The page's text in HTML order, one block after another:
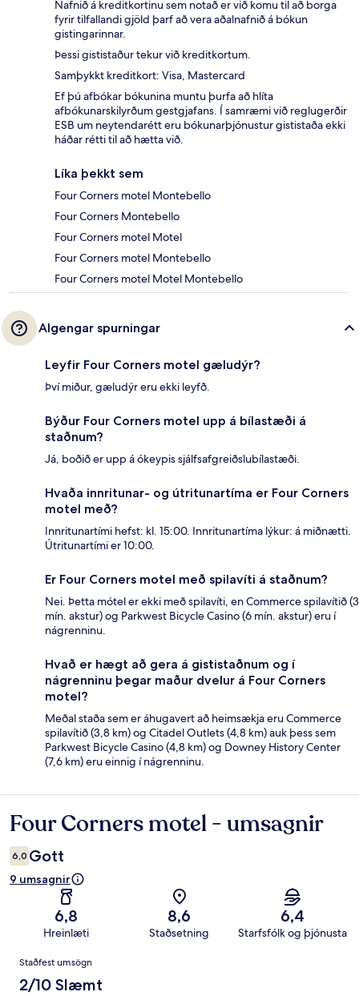
Nafnið á kreditkortinu sem notað er við komu til að borga
fyrir tilfallandi gjöld þarf að vera aðalnafnið á bókun
gistingarinnar.
Þessi gististaður tekur við kreditkortum.
Samþykkt kreditkort: Visa, Mastercard
Ef þú afbókar bókunina muntu þurfa að hlíta
afbókunarskilyrðum gestgjafans. Í samræmi við reglugerðir
ESB um neytendarétt eru bókunarþjónustur gististaða ekki
háðar rétti til að hætta við.
Líka þekkt sem
Four Corners motel Montebello
Four Corners Montebello
Four Corners motel Motel
Four Corners motel Montebello
Four Corners motel Motel Montebello
Algengar spurningar
Leyfir Four Corners motel gæludýr?
Því miður, gæludýr eru ekki leyfð.
Býður Four Corners motel upp á bílastæði á
staðnum?
Já, boðið er upp á ókeypis sjálfsafgreiðslubílastæði.
Hvaða innritunar- og útritunartíma er Four Corners
motel með?
Innritunartími hefst: kl. 15:00. Innritunartíma lýkur: á miðnætti.
Útritunartími er 10:00.
Er Four Corners motel með spilavíti á staðnum?
Nei. Þetta mótel er ekki með spilavíti, en Commerce spilavítið (3
mín. akstur) og Parkwest Bicycle Casino (6 mín. akstur) eru í
nágrenninu.
Hvað er hægt að gera á gististaðnum og í
nágrenninu þegar maður dvelur á Four Corners
motel?
Meðal staða sem er áhugavert að heimsækja eru Commerce
spilavítið (3,8 km) og Citadel Outlets (4,8 km) auk þess sem
Parkwest Bicycle Casino (4,8 km) og Downey History Center
(7,6 km) eru einnig í nágrenninu.
Umsagnir
Four Corners motel - umsagnir
6,0 Gott
9 umsagnir
6,8
Hreinlæti
8,6
Staðsetning
6,4
Starfsfólk og þjónusta
Umsagnir
Staðfest umsögn
2/10 Slæmt